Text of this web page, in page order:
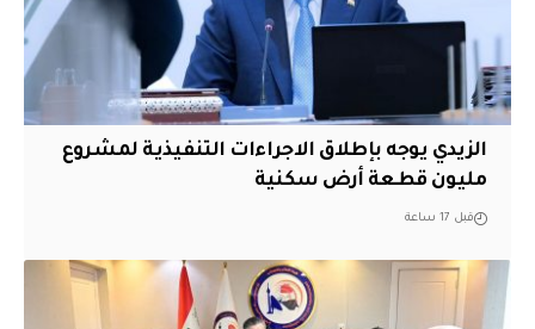
الزيدي يوجه بإطلاق الاجراءات التنفيذية لمشروع
مليون قطعة أرض سكنية
قبل 17 ساعة